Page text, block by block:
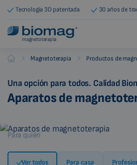
Tecnología 3D patentada 30 años de
magnetoterapia
Biomag Magnetoterapia Productos de
Una opción para todos. Calidad
Aparatos de
Para quién
Ver todos Para casa